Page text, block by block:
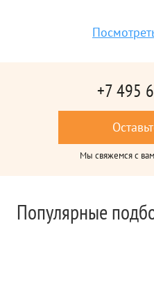
+7 495
Мы свяжемся с
Популярные